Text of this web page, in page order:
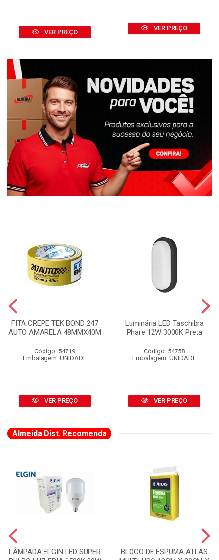
VER PREÇO
VER PREÇO
FITA CREPE TEK BOND 247
AUTO AMARELA 48MMX40M
Código: 54719
Embalagem: UNIDADE
VER PREÇO
Luminária LED Taschibra
Phare 12W 3000K Preta
Código: 54758
Embalagem: UNIDADE
VER PREÇO
Almeida Dist. Recomenda
LÂMPADA ELGIN LED SUPER
BLOCO DE ESPUMA ATLAS